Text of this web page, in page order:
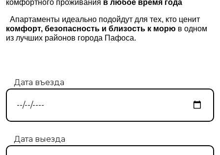
комфортного проживания в любое время года
Апартаменты идеально подойдут для тех, кто ценит
комфорт, безопасность и близость к морю в одном
из лучших районов города Пафоса.
Дата въезда
Дата выезда